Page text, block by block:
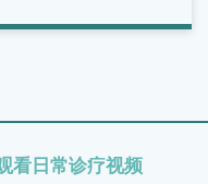
看日常诊疗视频